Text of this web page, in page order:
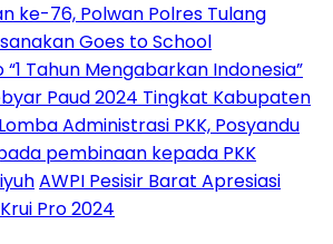
ke-76, Polwan Polres Tulang
Goes to School
Tahun Mengabarkan Indonesia”
Paud 2024 Tingkat Kabupaten
Administrasi PKK, Posyandu
pembinaan kepada PKK
AWPI Pesisir Barat Apresiasi
Pro 2024